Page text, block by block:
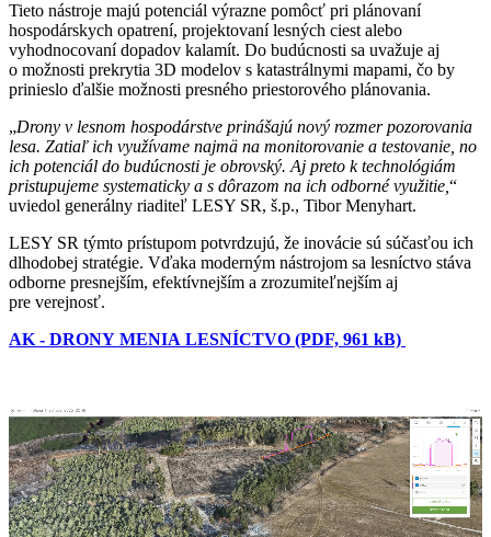
Tieto nástroje majú potenciál výrazne pomôcť pri plánovaní
hospodárskych opatrení, projektovaní lesných ciest alebo
vyhodnocovaní dopadov kalamít. Do budúcnosti sa uvažuje aj
o možnosti prekrytia 3D modelov s katastrálnymi mapami, čo by
prinieslo ďalšie možnosti presného priestorového plánovania.
„Drony v lesnom hospodárstve prinášajú nový rozmer pozorovania
lesa. Zatiaľ ich využívame najmä na monitorovanie a testovanie, no
ich potenciál do budúcnosti je obrovský. Aj preto k technológiám
pristupujeme systematicky a s dôrazom na ich odborné využitie, “
uviedol generálny riaditeľ LESY SR, š.p., Tibor Menyhart.
LESY SR týmto prístupom potvrdzujú, že inovácie sú súčasťou ich
dlhodobej stratégie. Vďaka moderným nástrojom sa lesníctvo stáva
odborne presnejším, efektívnejším a zrozumiteľnejším aj
pre verejnosť.
AK - DRONY MENIA LESNÍCTVO (PDF, 961 kB)